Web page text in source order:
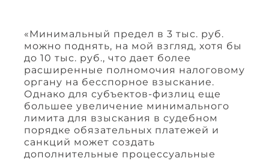
«Минимальный предел в 3 тыс. руб.
можно поднять, на мой взгляд, хотя бы
до 10 тыс. руб., что дает более
расширенные полномочия налоговому
органу на бесспорное взыскание.
Однако для субъектов-физлиц еще
большее увеличение минимального
лимита для взыскания в судебном
порядке обязательных платежей и
санкций может создать
дополнительные процессуальные